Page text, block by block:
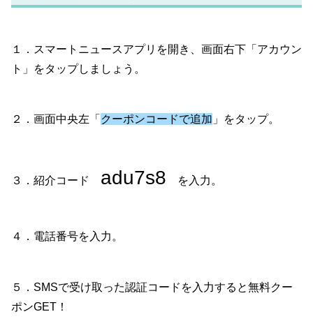
１．スマートニュースアプリを開き、画面右下「アカウン
ト」をタップしましょう。
２．画面中央左「 クーポンコードで追加 」をタップ。
３．紹介コード adu7s8 を入力。
４．電話番号を入力。
５．SMSで受け取った認証コードを入力すると無料クー
ポンGET！